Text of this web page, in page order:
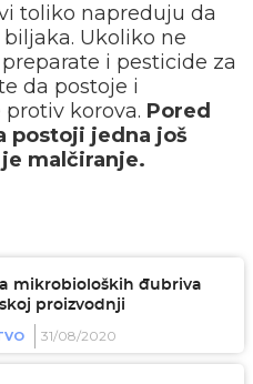
toliko napreduju da
Ukoliko ne
i pesticide za
da postoje i
korova. Pored
postoji jedna još
malčiranje.
mikrobioloških đubriva
proizvodnji
31/08/2020